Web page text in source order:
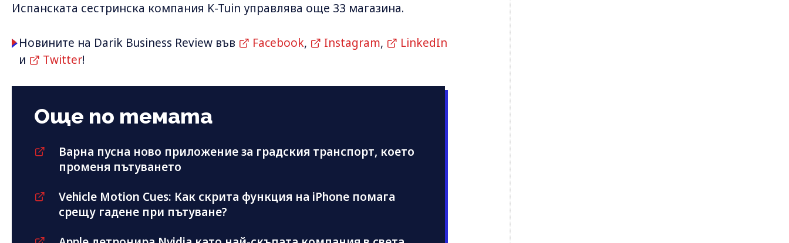
Испанската сестринска компания K-Tuin управлява още 33 магазина.
Новините на Darik Business Review във Facebook, Instagram,
LinkedIn
и
Twitter!
Още по темата
Варна пусна ново приложение за градския транспорт, което
променя пътуването
Vehicle Motion Cues: Как скрита функция на iPhone помага
срещу гадене при пътуване?